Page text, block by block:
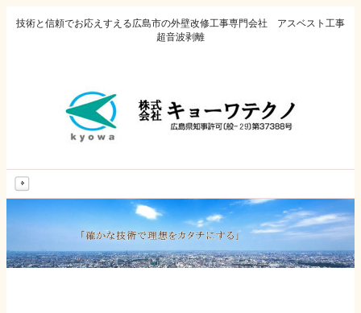
技術と信頼でお応えすえる広島市の外壁改修工事専門会社 アスベスト工事
超音波剥離